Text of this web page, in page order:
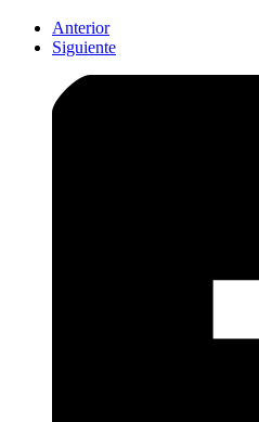
Anterior
Siguiente